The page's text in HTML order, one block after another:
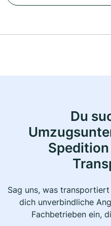
Du
Sag uns, was
dich unverbindliche
Fachbetrieben ein,